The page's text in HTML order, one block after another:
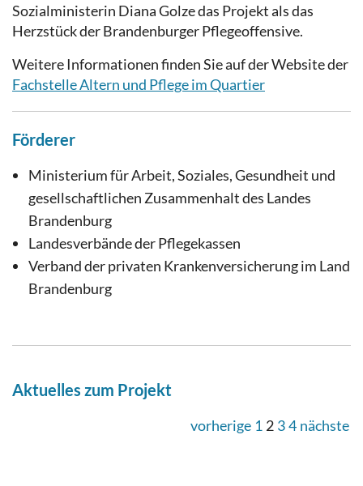
Sozialministerin Diana Golze das Projekt als das
Herzstück der Brandenburger Pflegeoffensive.
Weitere Informationen finden Sie auf der Website der
Fachstelle Altern und Pflege im Quartier
Förderer
Ministerium für Arbeit, Soziales, Gesundheit und
gesellschaftlichen Zusammenhalt des Landes
Brandenburg
Landesverbände der Pflegekassen
Verband der privaten Krankenversicherung im Land
Brandenburg
Aktuelles zum Projekt
vorherige 1 2 34 nächste